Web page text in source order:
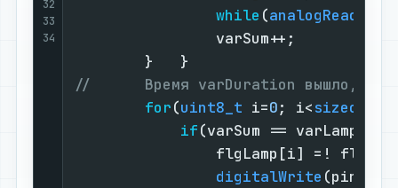
32
33
34
while (analogRead
//      Время varDuration вышло,
for(uint8_t i=0; i<sizeof
if(varSum
digitalWrite